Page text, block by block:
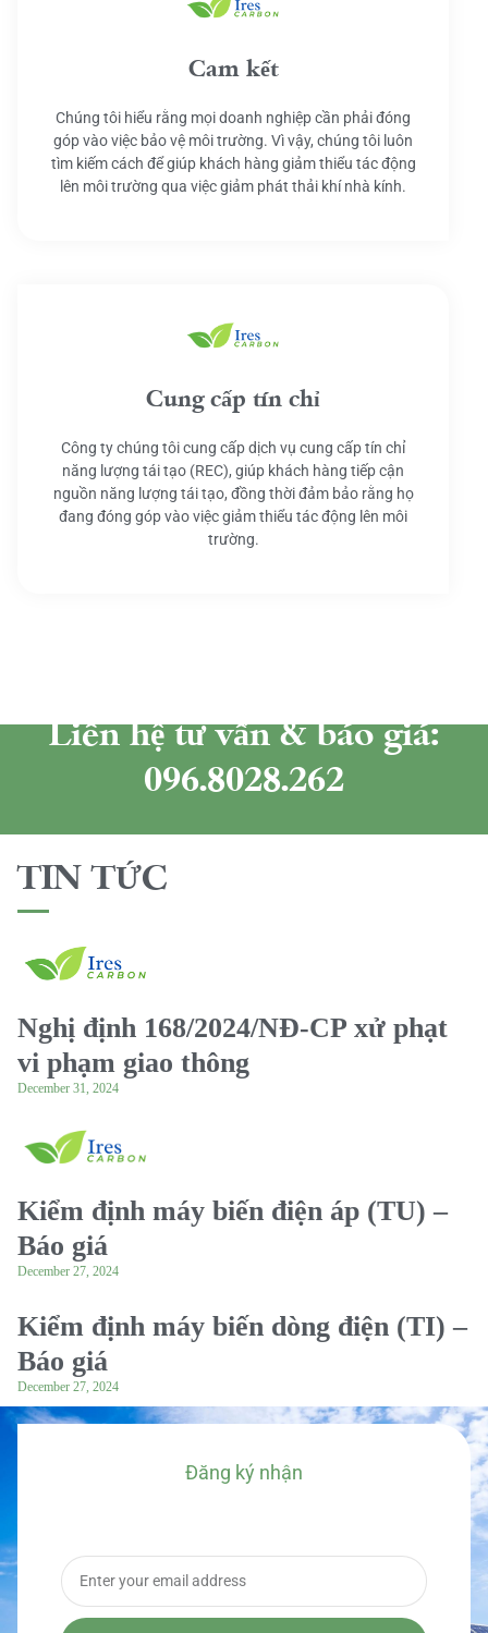
Cam kết
Chúng tôi hiểu rằng mọi doanh nghiệp cần phải đóng
góp vào việc bảo vệ môi trường. Vì vậy, chúng tôi luôn
tìm kiếm cách để giúp khách hàng giảm thiểu tác động
lên môi trường qua việc giảm phát thải khí nhà kính.
Cung cấp tín chỉ
Công ty chúng tôi cung cấp dịch vụ cung cấp tín chỉ
năng lượng tái tạo (REC), giúp khách hàng tiếp cận
nguồn năng lượng tái tạo, đồng thời đảm bảo rằng họ
đang đóng góp vào việc giảm thiểu tác động lên môi
trường.
Liên hệ tư vấn & báo giá:
096.8028.262
TIN TỨC
Nghị định 168/2024/NĐ-CP xử phạt
vi phạm giao thông
December 31, 2024
Kiểm định máy biến điện áp (TU) –
Báo giá
December 27, 2024
Kiểm định máy biến dòng điện (TI) –
Báo giá
December 27, 2024
Đăng ký nhận